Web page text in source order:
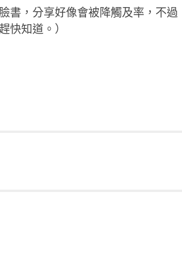
書，分享好像會被降觸及率，不
快知道。）